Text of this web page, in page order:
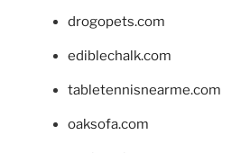
drogopets.com
ediblechalk.com
tabletennisnearme.com
oaksofa.com